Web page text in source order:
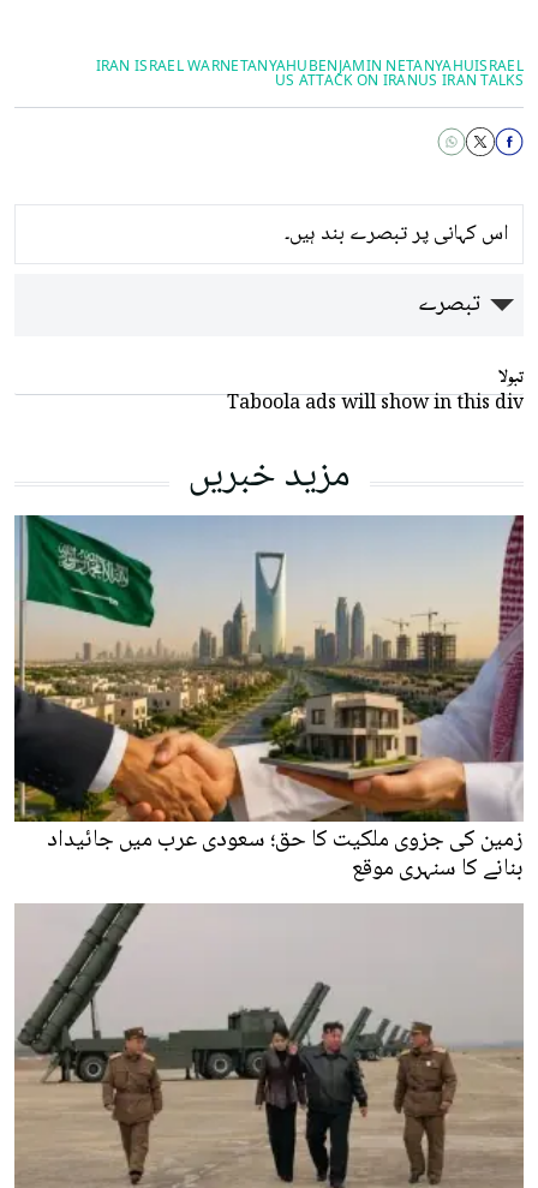
ISRAEL
BENJAMIN NETANYAHU
NETANYAHU
IRAN ISRAEL WAR
US IRAN TALKS
US ATTACK ON IRAN
اس کہانی پر تبصرے بند ہیں۔
تبصرے
تبولا
Taboola ads will show in this div
مزید خبریں
زمین کی جزوی ملکیت کا حق؛ سعودی عرب میں جائیداد
بنانے کا سنہری موقع